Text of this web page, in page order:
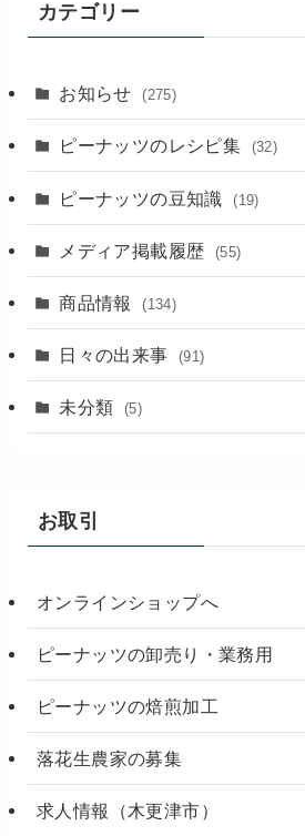
カテゴリー
お知らせ (275)
ピーナッツのレシピ集 (32)
ピーナッツの豆知識 (19)
メディア掲載履歴 (55)
商品情報 (134)
(18)
日々の出来事 (91)
未分類 (5)
お取引
オンラインショップへ
ピーナッツの卸売り・業務用
ピーナッツの焙煎加工
落花生農家の募集
求人情報（木更津市）